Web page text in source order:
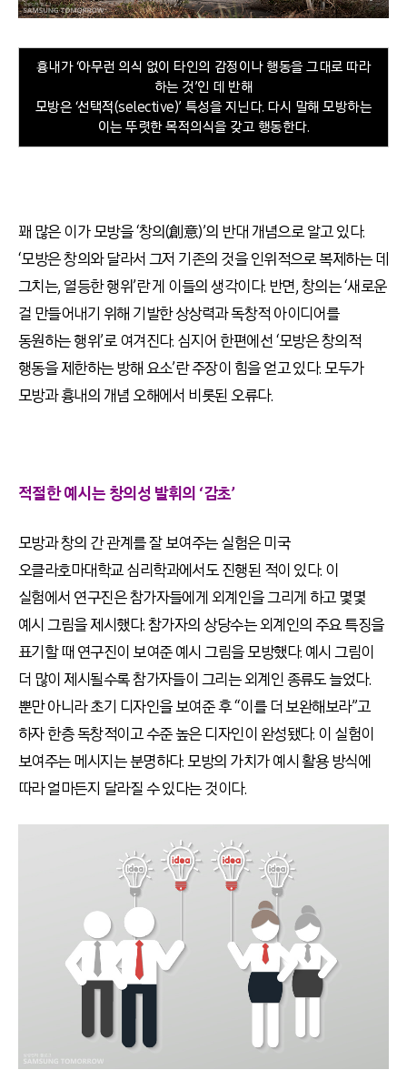
흉내가 ‘아무런 의식 없이 타인의 감정이나 행동을 그대로 따라
하는 것’인 데 반해
모방은 ‘선택적(selective)’ 특성을 지닌다. 다시 말해 모방하는
이는 뚜렷한 목적의식을 갖고 행동한다.
꽤 많은 이가 모방을 ‘창의(創意)’의 반대 개념으로 알고 있다.
‘모방은 창의와 달라서 그저 기존의 것을 인위적으로 복제하는 데
그치는, 열등한 행위’란 게 이들의 생각이다. 반면, 창의는 ‘새로운
걸 만들어내기 위해 기발한 상상력과 독창적 아이디어를
동원하는 행위’로 여겨진다. 심지어 한편에선 ‘모방은 창의적
행동을 제한하는 방해 요소’란 주장이 힘을 얻고 있다. 모두가
모방과 흉내의 개념 오해에서 비롯된 오류다.
적절한 예시는 창의성 발휘의 ‘감초’
모방과 창의 간 관계를 잘 보여주는 실험은 미국
오클라호마대학교 심리학과에서도 진행된 적이 있다. 이
실험에서 연구진은 참가자들에게 외계인을 그리게 하고 몇몇
예시 그림을 제시했다. 참가자의 상당수는 외계인의 주요 특징을
표기할 때 연구진이 보여준 예시 그림을 모방했다. 예시 그림이
더 많이 제시될수록 참가자들이 그리는 외계인 종류도 늘었다.
뿐만 아니라 초기 디자인을 보여준 후 “이를 더 보완해보라”고
하자 한층 독창적이고 수준 높은 디자인이 완성됐다. 이 실험이
보여주는 메시지는 분명하다. 모방의 가치가 예시 활용 방식에
따라 얼마든지 달라질 수 있다는 것이다.